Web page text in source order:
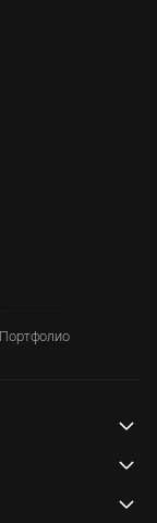
Портфолио